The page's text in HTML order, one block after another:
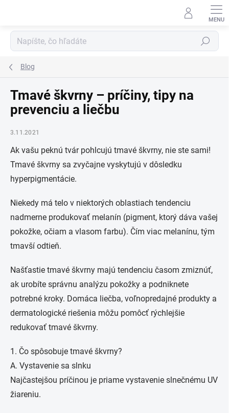
Hľadať
Blog
Tmavé škvrny – príčiny, tipy na
prevenciu a liečbu
3.11.2021
Ak vašu peknú tvár pohlcujú tmavé škvrny, nie ste sami!
Tmavé škvrny sa zvyčajne vyskytujú v dôsledku
hyperpigmentácie.
Niekedy má telo v niektorých oblastiach tendenciu
nadmerne produkovať melanín (pigment, ktorý dáva vašej
pokožke, očiam a vlasom farbu). Čím viac melanínu, tým
tmavší odtieň.
Našťastie tmavé škvrny majú tendenciu časom zmiznúť,
ak urobíte správnu analýzu pokožky a podniknete
potrebné kroky. Domáca liečba, voľnopredajné produkty a
dermatologické riešenia môžu pomôcť rýchlejšie
redukovať tmavé škvrny.
1. Čo spôsobuje tmavé škvrny?
A. Vystavenie sa slnku
Najčastejšou príčinou je priame vystavenie slnečnému UV
žiareniu.